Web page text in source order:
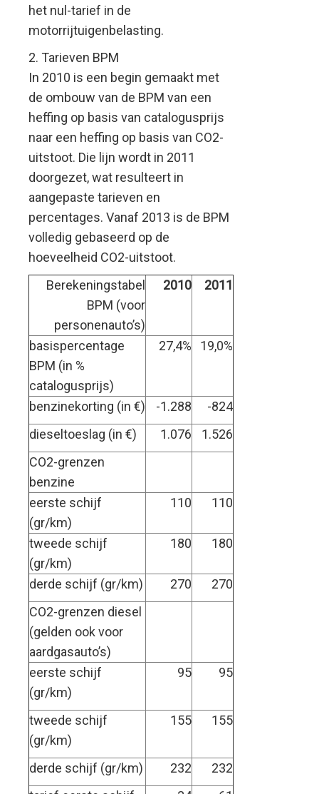
het nul-tarief in de
motorrijtuigenbelasting.
2. Tarieven BPM
In 2010 is een begin gemaakt met
de ombouw van de BPM van een
heffing op basis van catalogusprijs
naar een heffing op basis van CO2-
uitstoot. Die lijn wordt in 2011
doorgezet, wat resulteert in
aangepaste tarieven en
percentages. Vanaf 2013 is de BPM
volledig gebaseerd op de
hoeveelheid CO2-uitstoot.
Berekeningstabel
BPM (voor
personenauto’s)
2010 2011
basispercentage
BPM (in %
catalogusprijs)
27,4% 19,0%
benzinekorting (in €) -1.288
-824
dieseltoeslag (in €)
1.076
1.526
CO2-grenzen
benzine
eerste schijf
(gr/km)
110 110
tweede schijf
(gr/km)
180 180
derde schijf (gr/km) 270
270
CO2-grenzen diesel
(gelden ook voor
aardgasauto’s)
eerste schijf
(gr/km)
95 95
tweede schijf
(gr/km)
155 155
derde schijf (gr/km) 232
232